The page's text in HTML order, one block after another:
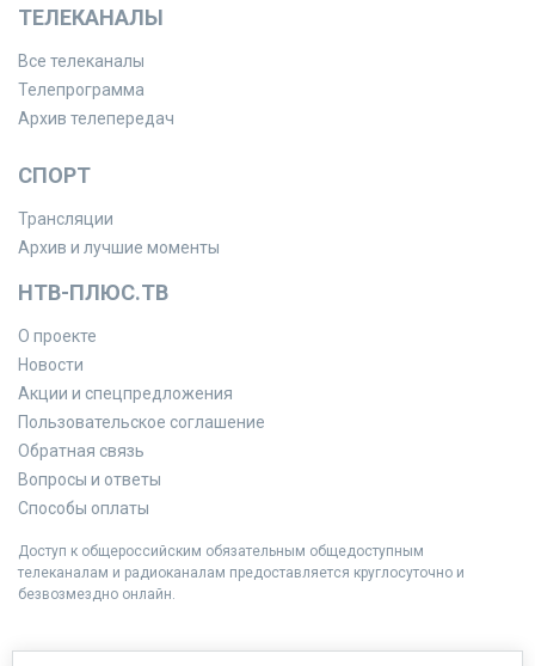
ТЕЛЕКАНАЛЫ
Все телеканалы
Телепрограмма
Архив телепередач
СПОРТ
Трансляции
Архив и лучшие моменты
НТВ-ПЛЮС.ТВ
О проекте
Новости
Акции и спецпредложения
Пользовательское соглашение
Обратная связь
Вопросы и ответы
Способы оплаты
Доступ к общероссийским обязательным общедоступным
телеканалам и радиоканалам предоставляется круглосуточно и
безвозмездно онлайн.